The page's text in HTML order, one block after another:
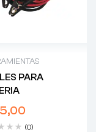
PARA
(0)